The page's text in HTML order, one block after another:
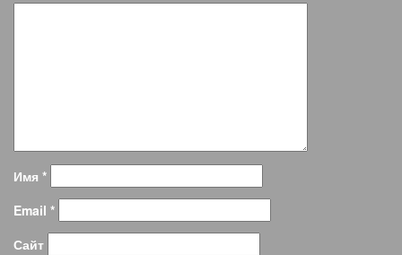
Имя *
Email *
Сайт